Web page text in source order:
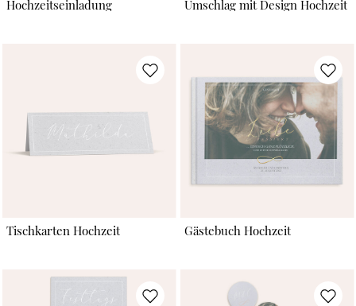
Hochzeitseinladung Umschlag mit Design Hochzeit
Tischkarten Hochzeit Gästebuch Hochzeit